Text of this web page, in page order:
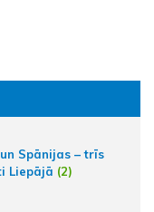
Spānijas – trīs
Liepājā (2)